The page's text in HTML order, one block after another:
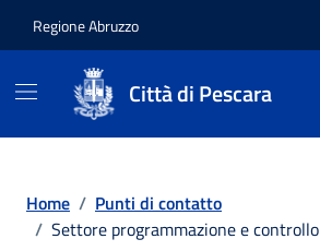
Regione Abruzzo
Città di Pescara
Home / Punti di contatto
/ Settore programmazione e controllo